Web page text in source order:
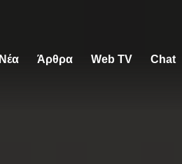
Άρθρα Web TV Chat